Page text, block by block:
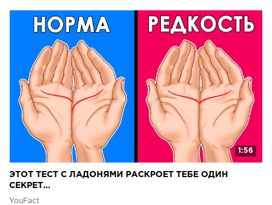
1:56
ЭТОТ ТЕСТ С ЛАДОНЯМИ РАСКРОЕТ ТЕБЕ ОДИН
СЕКРЕТ...
YouFact